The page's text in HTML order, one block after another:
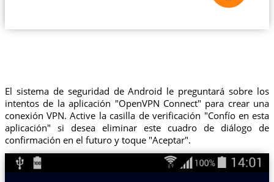
El sistema de seguridad de Android le preguntará sobre los
intentos de la aplicación "OpenVPN Connect" para crear una
conexión VPN. Active la casilla de verificación "Confío en esta
aplicación" si desea eliminar este cuadro de diálogo de
confirmación en el futuro y toque "Aceptar".